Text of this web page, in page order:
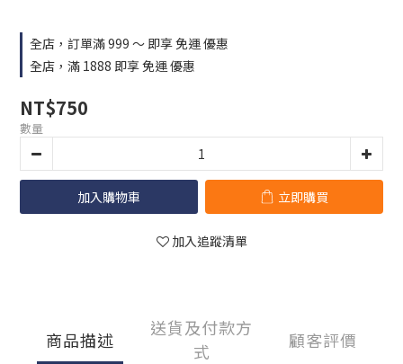
全店，訂單滿 999 ～ 即享 免運 優惠
全店，滿 1888 即享 免運 優惠
NT$750
數量
加入購物車 立即購買
加入追蹤清單
商品描述
送貨及付款方
式
顧客評價